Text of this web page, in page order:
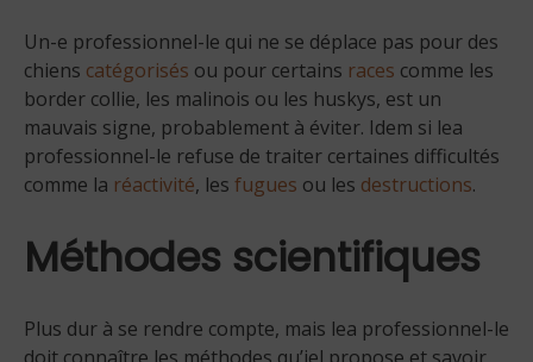
Un-e professionnel-le qui ne se déplace pas pour des
chiens catégorisés ou pour certains races comme les
border collie, les malinois ou les huskys, est un
mauvais signe, probablement à éviter. Idem si lea
professionnel-le refuse de traiter certaines difficultés
comme la réactivité, les fugues ou les destructions.
Méthodes scientifiques
Plus dur à se rendre compte, mais lea professionnel-le